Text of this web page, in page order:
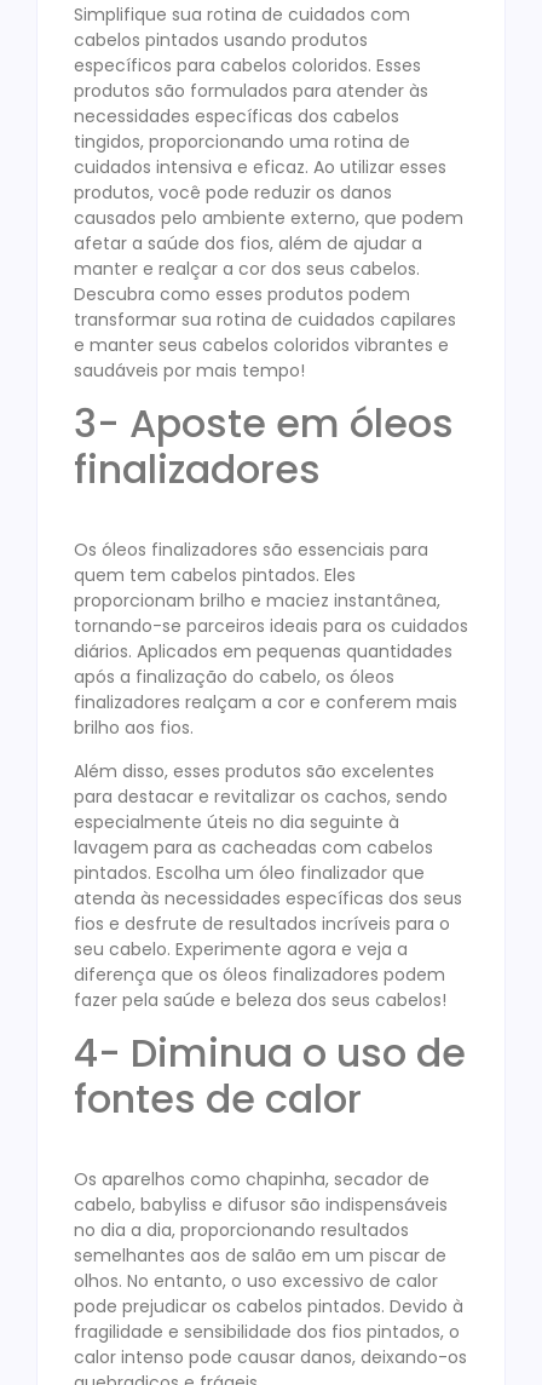
Simplifique sua rotina de cuidados com
cabelos pintados usando produtos
específicos para cabelos coloridos. Esses
produtos são formulados para atender às
necessidades específicas dos cabelos
tingidos, proporcionando uma rotina de
cuidados intensiva e eficaz. Ao utilizar esses
produtos, você pode reduzir os danos
causados pelo ambiente externo, que podem
afetar a saúde dos fios, além de ajudar a
manter e realçar a cor dos seus cabelos.
Descubra como esses produtos podem
transformar sua rotina de cuidados capilares
e manter seus cabelos coloridos vibrantes e
saudáveis por mais tempo!
3- Aposte em óleos
finalizadores
Os óleos finalizadores são essenciais para
quem tem cabelos pintados. Eles
proporcionam brilho e maciez instantânea,
tornando-se parceiros ideais para os cuidados
diários. Aplicados em pequenas quantidades
após a finalização do cabelo, os óleos
finalizadores realçam a cor e conferem mais
brilho aos fios.
Além disso, esses produtos são excelentes
para destacar e revitalizar os cachos, sendo
especialmente úteis no dia seguinte à
lavagem para as cacheadas com cabelos
pintados. Escolha um óleo finalizador que
atenda às necessidades específicas dos seus
fios e desfrute de resultados incríveis para o
seu cabelo. Experimente agora e veja a
diferença que os óleos finalizadores podem
fazer pela saúde e beleza dos seus cabelos!
4- Diminua o uso de
fontes de calor
Os aparelhos como chapinha, secador de
cabelo, babyliss e difusor são indispensáveis
no dia a dia, proporcionando resultados
semelhantes aos de salão em um piscar de
olhos. No entanto, o uso excessivo de calor
pode prejudicar os cabelos pintados. Devido à
fragilidade e sensibilidade dos fios pintados, o
calor intenso pode causar danos, deixando-os